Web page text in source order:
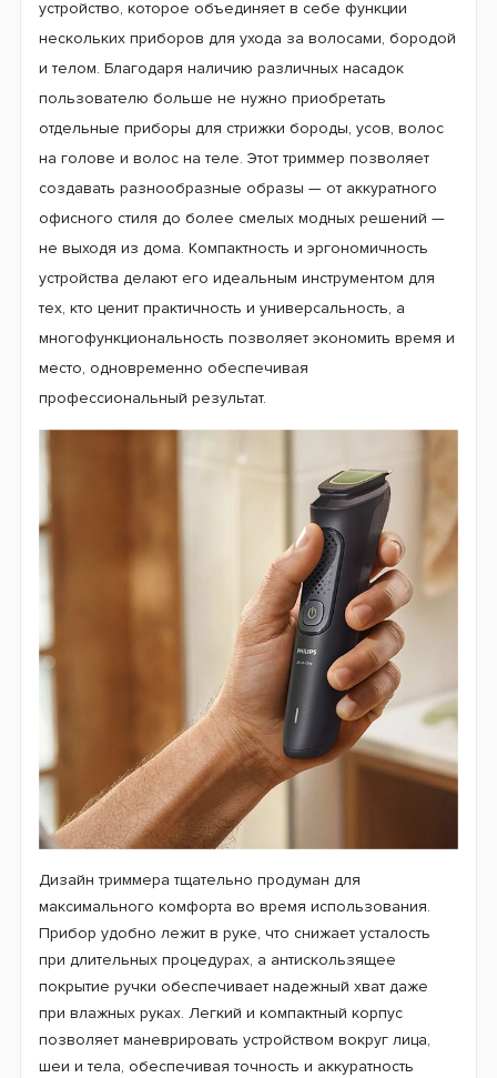
Время автономной работы
60 мин
Страна производитель
Нидерланды
устройство, которое объединяет в себе функции
нескольких приборов для ухода за волосами, бородой
и телом. Благодаря наличию различных насадок
пользователю больше не нужно приобретать
отдельные приборы для стрижки бороды, усов, волос
на голове и волос на теле. Этот триммер позволяет
создавать разнообразные образы — от аккуратного
офисного стиля до более смелых модных решений —
не выходя из дома. Компактность и эргономичность
устройства делают его идеальным инструментом для
тех, кто ценит практичность и универсальность, а
многофункциональность позволяет экономить время и
место, одновременно обеспечивая
профессиональный результат.
Дизайн триммера тщательно продуман для
максимального комфорта во время использования.
Прибор удобно лежит в руке, что снижает усталость
при длительных процедурах, а антискользящее
покрытие ручки обеспечивает надежный хват даже
при влажных руках. Легкий и компактный корпус
позволяет маневрировать устройством вокруг лица,
шеи и тела, обеспечивая точность и аккуратность